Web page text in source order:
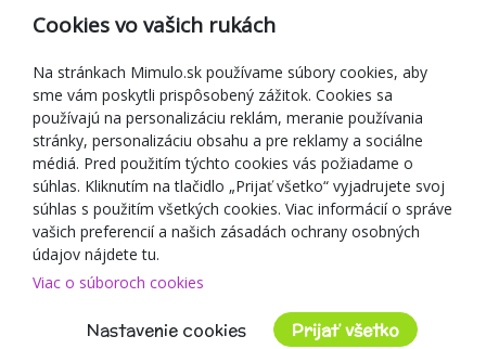
Darčekové poukážky
Zľavové kupóny
Blog
O predajcovi
Mimulo.sk
Obchodné podmienky
Ochrana osobných údajov GDPR
Kontakty
Spolupracujeme
Cookies vo vašich rukách
Na stránkach Mimulo.sk používame súbory cookies, aby
sme vám poskytli prispôsobený zážitok. Cookies sa
používajú na personalizáciu reklám, meranie používania
stránky, personalizáciu obsahu a pre reklamy a sociálne
médiá. Pred použitím týchto cookies vás požiadame o
súhlas. Kliknutím na tlačidlo „Prijať všetko“ vyjadrujete svoj
súhlas s použitím všetkých cookies. Viac informácií o správe
vašich preferencií a našich zásadách ochrany osobných
údajov nájdete tu.
Viac o súboroch cookies
Nastavenie cookies Prijať všetko